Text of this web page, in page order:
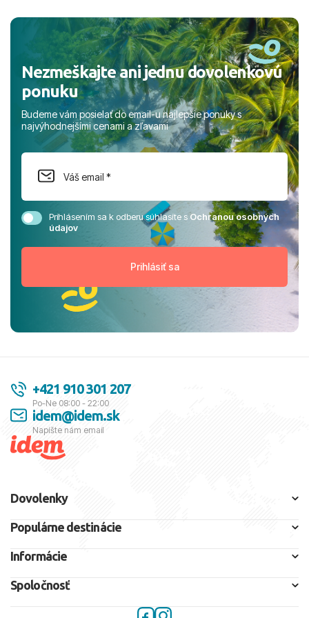
Nezmeškajte ani jednu dovolenkovú
ponuku
Budeme vám posielať do email-u najlepšie ponuky s
najvýhodnejšími cenami a zľavami
Prihlásením sa k odberu súhlasíte sOchranou osobných
údajov
+421 910 301 207
Po-Ne 08:00 - 22:00
idem@idem.sk
Napíšte nám email
Dovolenky
Populárne destinácie
Informácie
Spoločnosť